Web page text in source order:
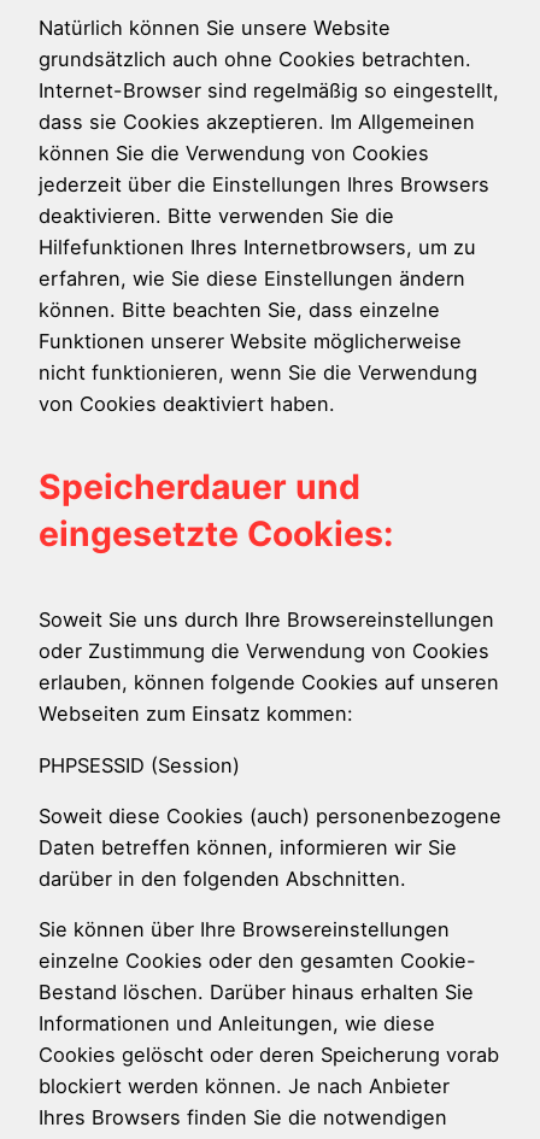
Natürlich können Sie unsere Website
grundsätzlich auch ohne Cookies betrachten.
Internet-Browser sind regelmäßig so eingestellt,
dass sie Cookies akzeptieren. Im Allgemeinen
können Sie die Verwendung von Cookies
jederzeit über die Einstellungen Ihres Browsers
deaktivieren. Bitte verwenden Sie die
Hilfefunktionen Ihres Internetbrowsers, um zu
erfahren, wie Sie diese Einstellungen ändern
können. Bitte beachten Sie, dass einzelne
Funktionen unserer Website möglicherweise
nicht funktionieren, wenn Sie die Verwendung
von Cookies deaktiviert haben.
Speicherdauer und
eingesetzte Cookies:
Soweit Sie uns durch Ihre Browsereinstellungen
oder Zustimmung die Verwendung von Cookies
erlauben, können folgende Cookies auf unseren
Webseiten zum Einsatz kommen:
PHPSESSID (Session)
Soweit diese Cookies (auch) personenbezogene
Daten betreffen können, informieren wir Sie
darüber in den folgenden Abschnitten.
Sie können über Ihre Browsereinstellungen
einzelne Cookies oder den gesamten Cookie-
Bestand löschen. Darüber hinaus erhalten Sie
Informationen und Anleitungen, wie diese
Cookies gelöscht oder deren Speicherung vorab
blockiert werden können. Je nach Anbieter
Ihres Browsers finden Sie die notwendigen